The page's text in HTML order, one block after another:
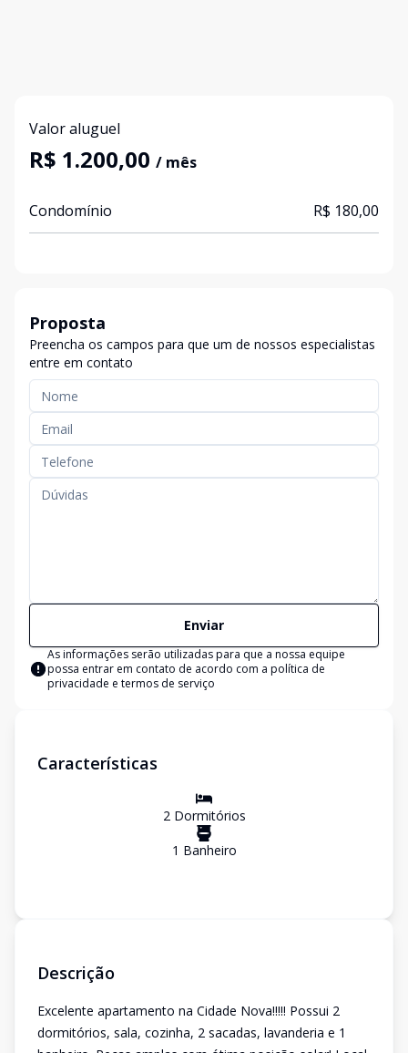
Valor aluguel
R$ 1.200,00 / mês
Condomínio R$ 180,00
Proposta
Preencha os campos para que um de nossos especialistas
entre em contato
Enviar
As informações serão utilizadas para que a nossa equipe
possa entrar em contato de acordo com a política de
privacidade e termos de serviço
Características
2Dormitórios
1 Banheiro
Descrição
Excelente apartamento na Cidade Nova!!!!! Possui 2
dormitórios, sala, cozinha, 2 sacadas, lavanderia e 1